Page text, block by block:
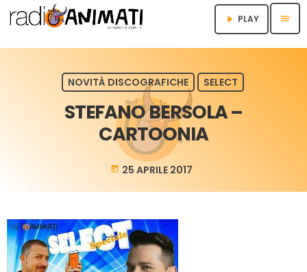
play_arrow PLAY menu
NOVITÀ DISCOGRAFICHE SELECT
STEFANO BERSOLA –
CARTOONIA
today 25 APRILE 2017